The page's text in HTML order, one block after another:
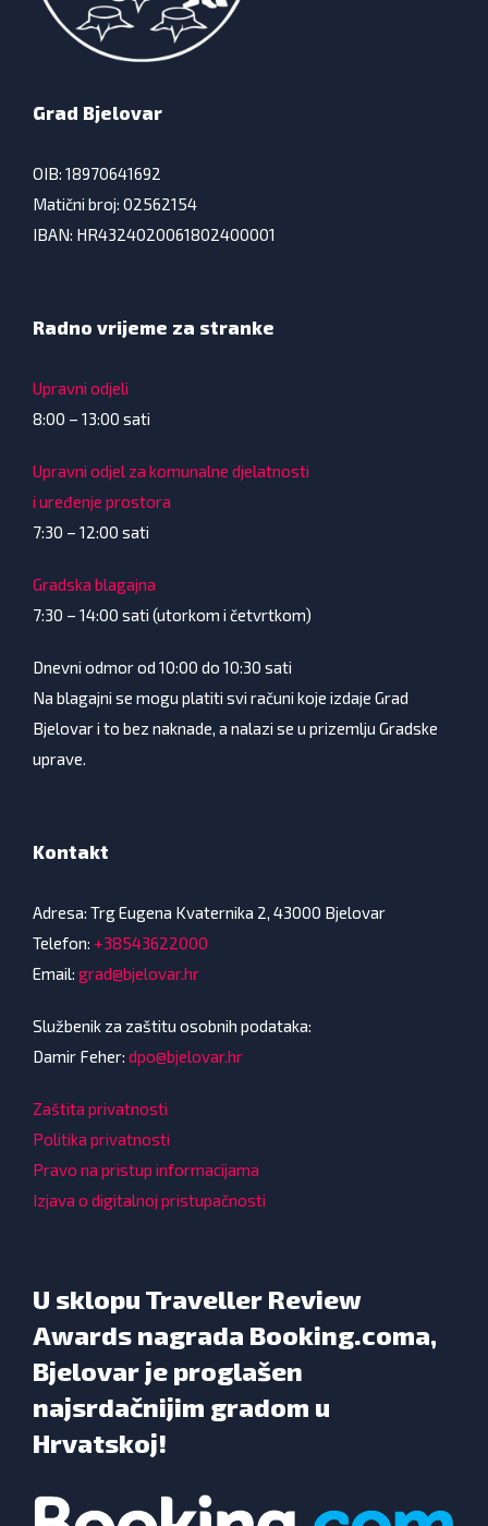
Grad Bjelovar
OIB: 18970641692
Matični broj: 02562154
IBAN: HR4324020061802400001
Radno vrijeme za stranke
Upravni odjeli
8:00 – 13:00 sati
Upravni odjel za komunalne djelatnosti
i uređenje prostora
7:30 – 12:00 sati
Gradska blagajna
7:30 – 14:00 sati (utorkom i četvrtkom)
Dnevni odmor od 10:00 do 10:30 sati
Na blagajni se mogu platiti svi računi koje izdaje Grad
Bjelovar i to bez naknade, a nalazi se u prizemlju Gradske
uprave.
Kontakt
Adresa: Trg Eugena Kvaternika 2, 43000 Bjelovar
Telefon: +38543622000
Email: grad@bjelovar.hr
Službenik za zaštitu osobnih podataka:
Damir Feher: dpo@bjelovar.hr
Zaštita privatnosti
Politika privatnosti
Pravo na pristup informacijama
Izjava o digitalnoj pristupačnosti
U sklopu Traveller Review
Awards nagrada Booking.coma,
Bjelovar je proglašen
najsrdačnijim gradom u
Hrvatskoj!